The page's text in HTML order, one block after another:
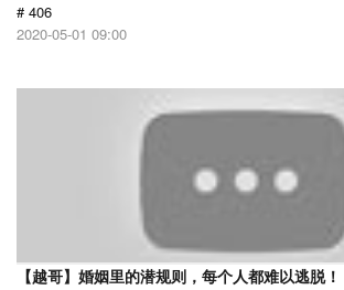
# 406
2020-05-01 09:00
【越哥】婚姻里的潜规则，每个人都难以逃脱！